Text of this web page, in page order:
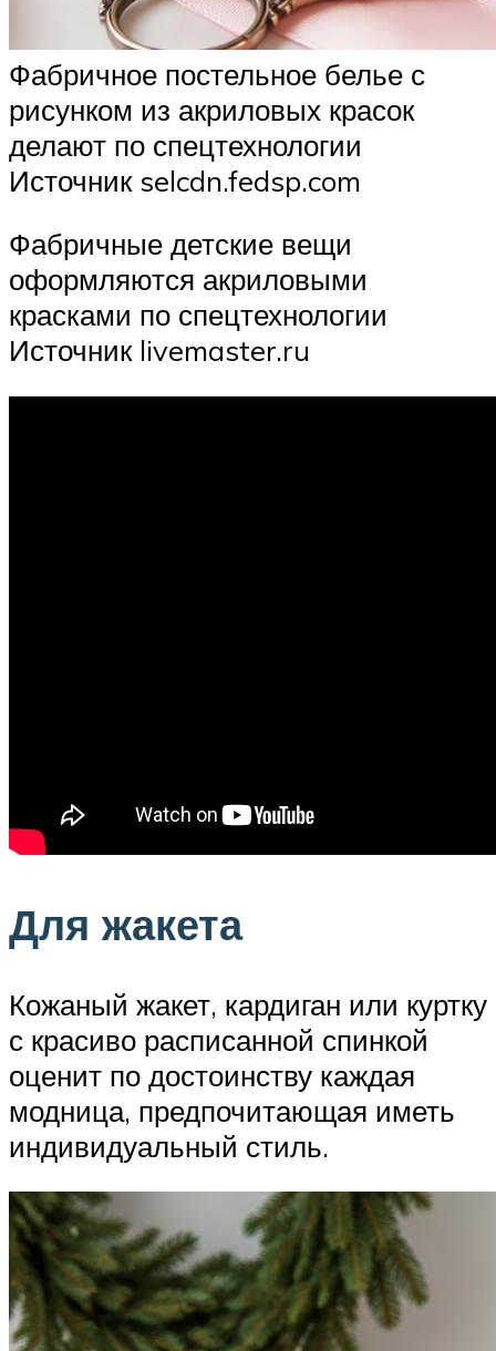
Фабричное постельное белье с
рисунком из акриловых красок
делают по спецтехнологии
Источник selcdn.fedsp.com
Фабричные детские вещи
оформляются акриловыми
красками по спецтехнологии
Источник livemaster.ru
Для жакета
Кожаный жакет, кардиган или куртку
с красиво расписанной спинкой
оценит по достоинству каждая
модница, предпочитающая иметь
индивидуальный стиль.